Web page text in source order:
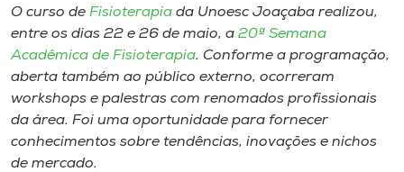
Store
Selecione
O curso de Fisioterapia da Unoesc Joaçaba realizou,
entre os dias 22 e 26 de maio, a 20ª Semana
Acadêmica de Fisioterapia. Conforme a programação,
aberta também ao público externo, ocorreram
workshops e palestras com renomados profissionais
da área. Foi uma oportunidade para fornecer
conhecimentos sobre tendências, inovações e nichos
de mercado.